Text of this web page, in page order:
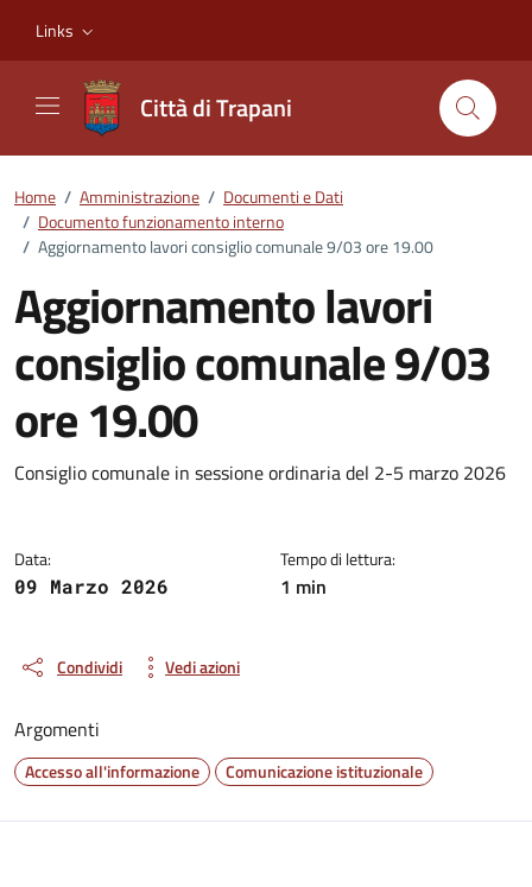
Links
Città di Trapani
Home / Amministrazione / Documenti e Dati
/ Documento funzionamento interno
/ Aggiornamento lavori consiglio comunale 9/03 ore 19.00
Aggiornamento lavori
consiglio comunale 9/03
ore 19.00
Dettagli del documento
Consiglio comunale in sessione ordinaria del 2-5 marzo 2026
Data:
09 Marzo 2026
Tempo di lettura:
1 min
Condividi Vedi azioni
Argomenti
Accesso all'informazione Comunicazione istituzionale